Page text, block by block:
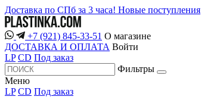
Доставка по СПб за 3 часа! Новые поступления
+7 (921) 845-33-51 О магазине
ДОСТАВКА И ОПЛАТА Войти
LP CD Под заказ
Фильтры
Меню
LP CD Под заказ